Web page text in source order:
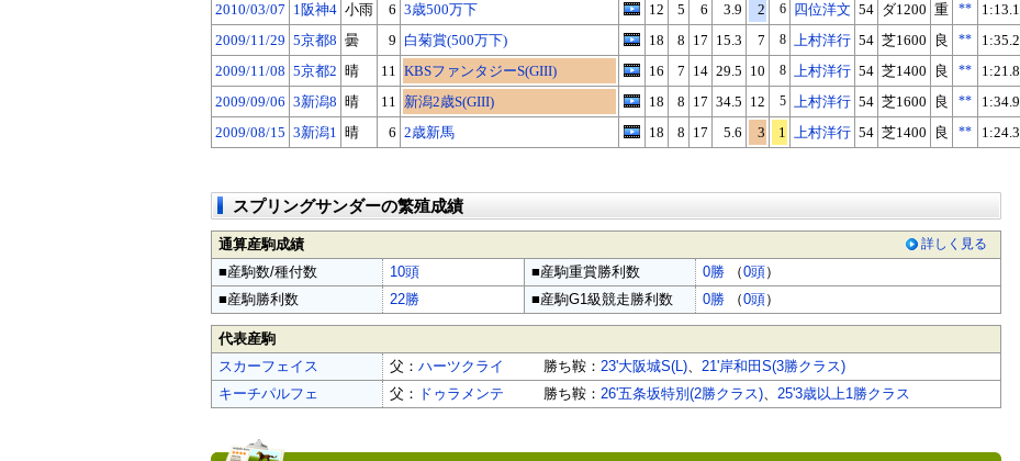
Facebook LINE
2010/03/07 1阪神4 小雨 6 3歳500万下 12 5 6 3.9 2 6 四位洋文 54 ダ1200 重 ** 1:13.1
2009/11/29 5京都8 曇 9 白菊賞(500万下) 18 8 17 15.3 7 8 上村洋行 54 芝1600 良 ** 1:35.2
2009/11/08 5京都2 晴 11 KBSファンタジーS(GIII) 16 7 14 29.5 10 8 上村洋行 54 芝1400 良 ** 1:21.8
2009/09/06 3新潟8 晴 11 新潟2歳S(GIII) 18 8 17 34.5 12 5 上村洋行 54 芝1600 良 ** 1:34.9
2009/08/15 3新潟1 晴 6 2歳新馬 18 8 17 5.6 3 1 上村洋行 54 芝1400 良 ** 1:24.3
スプリングサンダーの繁殖成績
通算産駒成績 詳しく見る
■産駒数/種付数 10頭 ■産駒重賞勝利数 0勝 （0頭）
■産駒勝利数
22勝 ■産駒G1級競走勝利数 0勝 （0頭）
代表産駒
スカーフェイス
父： ハーツクライ 勝ち鞍： 23'大阪城S(L)、 21'岸和田S(3勝クラス)
キーチパルフェ
父： ドゥラメンテ 勝ち鞍： 26'五条坂特別(2勝クラス)、 25'3歳以上1勝クラス